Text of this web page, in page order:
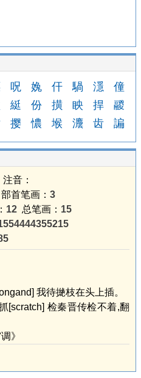
呪 婏 仠 騧 濦
僮
綎 份 撗 眏 捍
鬷
撄 憹 堠 灋 齿 諞
注音：
部首笔画： 3
12 总笔画： 15
我待撧枝在头上插。
检秦晋传检不着,翻
》